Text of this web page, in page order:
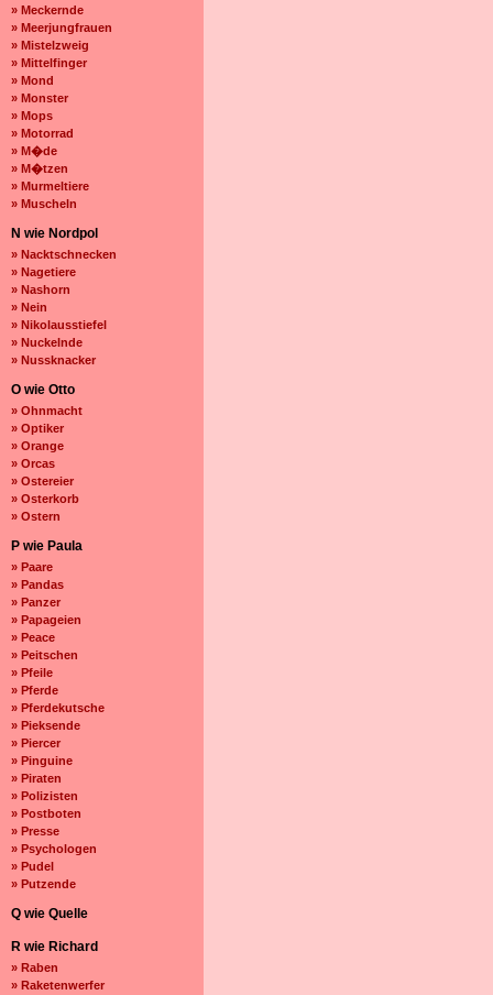
» Meckernde
» Meerjungfrauen
» Mistelzweig
» Mittelfinger
» Mond
» Monster
» Mops
» Motorrad
» M�de
» M�tzen
» Murmeltiere
» Muscheln
N wie Nordpol
» Nacktschnecken
» Nagetiere
» Nashorn
» Nein
» Nikolausstiefel
» Nuckelnde
» Nussknacker
O wie Otto
» Ohnmacht
» Optiker
» Orange
» Orcas
» Ostereier
» Osterkorb
» Ostern
P wie Paula
» Paare
» Pandas
» Panzer
» Papageien
» Peace
» Peitschen
» Pfeile
» Pferde
» Pferdekutsche
» Pieksende
» Piercer
» Pinguine
» Piraten
» Polizisten
» Postboten
» Presse
» Psychologen
» Pudel
» Putzende
Q wie Quelle
R wie Richard
» Raben
» Raketenwerfer